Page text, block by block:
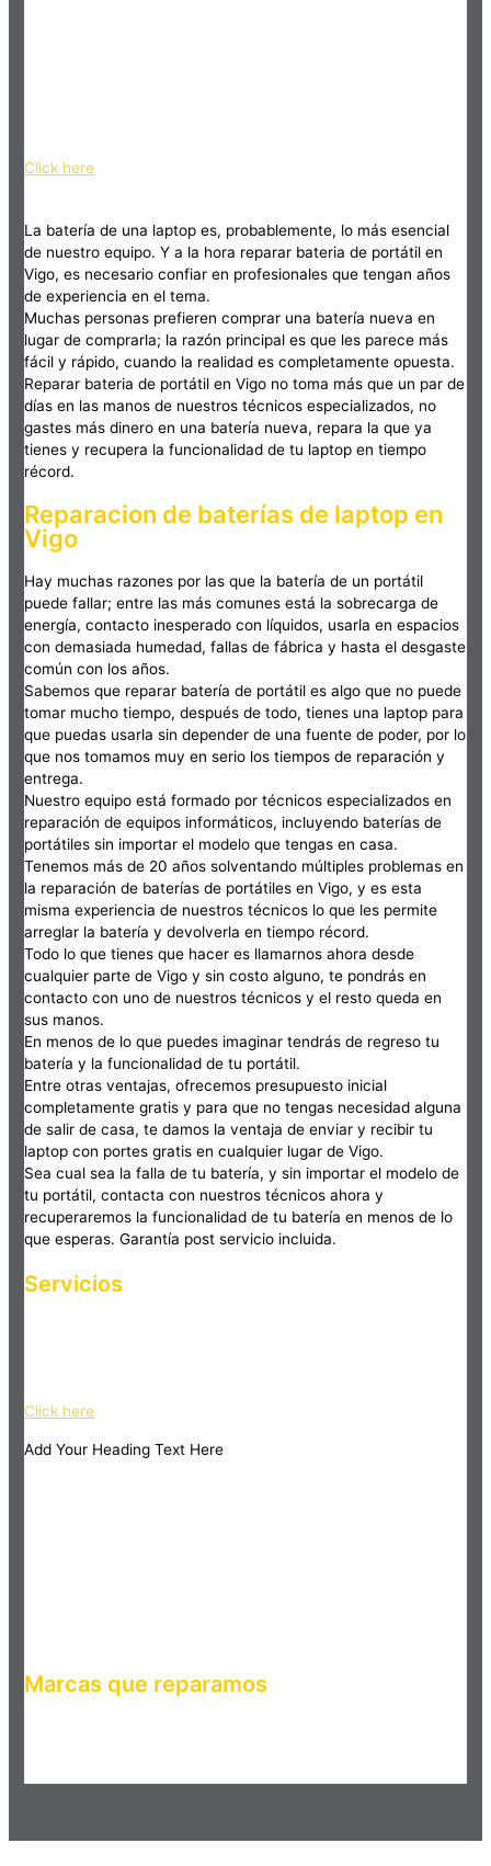
Click here
La batería de una laptop es, probablemente, lo más esencial
de nuestro equipo. Y a la hora reparar bateria de portátil en
Vigo, es necesario confiar en profesionales que tengan años
de experiencia en el tema.
Muchas personas prefieren comprar una batería nueva en
lugar de comprarla; la razón principal es que les parece más
fácil y rápido, cuando la realidad es completamente opuesta.
Reparar bateria de portátil en Vigo no toma más que un par de
días en las manos de nuestros técnicos especializados, no
gastes más dinero en una batería nueva, repara la que ya
tienes y recupera la funcionalidad de tu laptop en tiempo
récord.
Reparacion de baterías de laptop en
Vigo
Hay muchas razones por las que la batería de un portátil
puede fallar; entre las más comunes está la sobrecarga de
energía, contacto inesperado con líquidos, usarla en espacios
con demasiada humedad, fallas de fábrica y hasta el desgaste
común con los años.
Sabemos que reparar batería de portátil es algo que no puede
tomar mucho tiempo, después de todo, tienes una laptop para
que puedas usarla sin depender de una fuente de poder, por lo
que nos tomamos muy en serio los tiempos de reparación y
entrega.
Nuestro equipo está formado por técnicos especializados en
reparación de equipos informáticos, incluyendo baterías de
portátiles sin importar el modelo que tengas en casa.
Tenemos más de 20 años solventando múltiples problemas en
la reparación de baterías de portátiles en Vigo, y es esta
misma experiencia de nuestros técnicos lo que les permite
arreglar la batería y devolverla en tiempo récord.
Todo lo que tienes que hacer es llamarnos ahora desde
cualquier parte de Vigo y sin costo alguno, te pondrás en
contacto con uno de nuestros técnicos y el resto queda en
sus manos.
En menos de lo que puedes imaginar tendrás de regreso tu
batería y la funcionalidad de tu portátil.
Entre otras ventajas, ofrecemos presupuesto inicial
completamente gratis y para que no tengas necesidad alguna
de salir de casa, te damos la ventaja de enviar y recibir tu
laptop con portes gratis en cualquier lugar de Vigo.
Sea cual sea la falla de tu batería, y sin importar el modelo de
tu portátil, contacta con nuestros técnicos ahora y
recuperaremos la funcionalidad de tu batería en menos de lo
que esperas. Garantía post servicio incluida.
Servicios
Click here
Add Your Heading Text Here
Marcas que reparamos